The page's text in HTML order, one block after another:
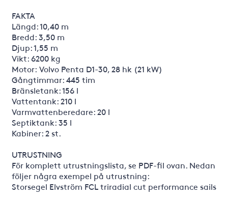
FAKTA
Längd: 10,40 m
Bredd: 3,50 m
Djup: 1,55 m
Vikt: 6200 kg
Motor: Volvo Penta D1-30, 28 hk (21 kW)
Gångtimmar: 445 tim
Bränsletank: 156 l
Vattentank: 210 l
Varmvattenberedare: 20 l
Septiktank: 35 l
Kabiner: 2 st.
UTRUSTNING
För komplett utrustningslista, se PDF-fil ovan. Nedan
följer några exempel på utrustning:
Storsegel Elvström FCL triradial cut performance sails